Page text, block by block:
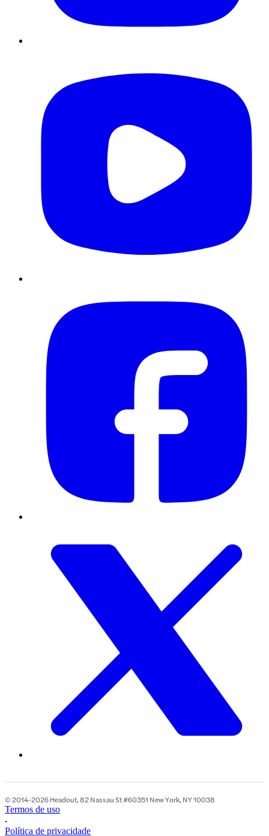
© 2014-2026 Headout, 82 Nassau St #60351 New York, NY 10038
Termos de uso
•
Política de privacidade